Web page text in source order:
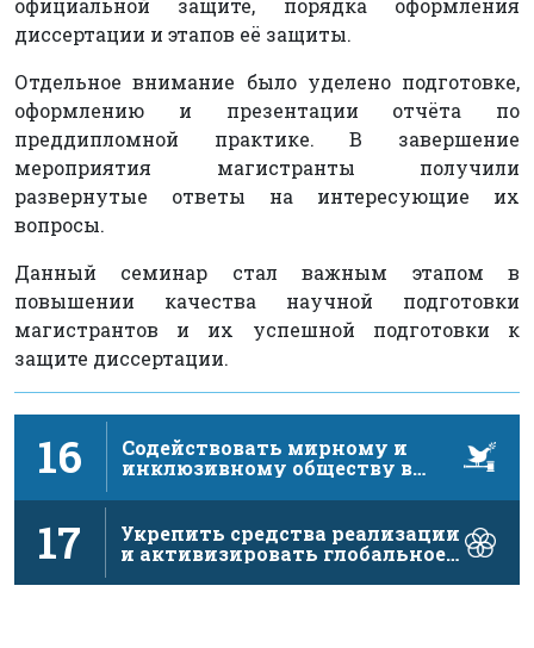
официальной защите, порядка оформления
диссертации и этапов её защиты.
Отдельное внимание было уделено подготовке,
оформлению и презентации отчёта по
преддипломной практике. В завершение
мероприятия магистранты получили
развернутые ответы на интересующие их
вопросы.
Данный семинар стал важным этапом в
повышении качества научной подготовки
магистрантов и их успешной подготовки к
защите диссертации.
16
Содействовать мирному и
инклюзивному обществу в
17
Укрепить средства реализации
и активизировать глобальное